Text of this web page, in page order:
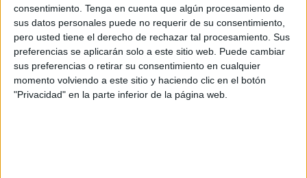
consentimiento. Tenga en cuenta que algún procesamiento de
sus datos personales puede no requerir de su consentimiento,
pero usted tiene el derecho de rechazar tal procesamiento. Sus
preferencias se aplicarán solo a este sitio web. Puede cambiar
sus preferencias o retirar su consentimiento en cualquier
momento volviendo a este sitio y haciendo clic en el botón
"Privacidad" en la parte inferior de la página web.
Business manager: Mireia Castro
Business executive: Marina Salvo
Chief creative officer: Sebastián Sánchez